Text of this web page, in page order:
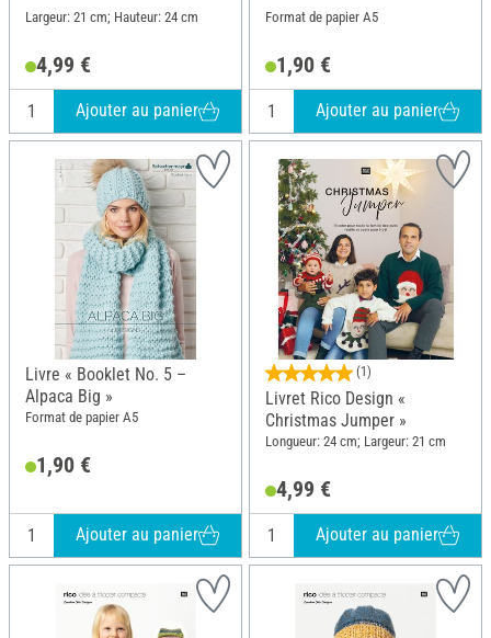
Largeur: 21 cm; Hauteur: 24 cm
4,99 €
Ajouter au panier
Format de papier A5
1,90 €
Ajouter au panier
Livre « Booklet No. 5 –
Alpaca Big »
Format de papier A5
1,90 €
Ajouter au panier
(1)
Livret Rico Design «
Christmas Jumper »
Longueur: 24 cm; Largeur: 21 cm
4,99 €
Ajouter au panier